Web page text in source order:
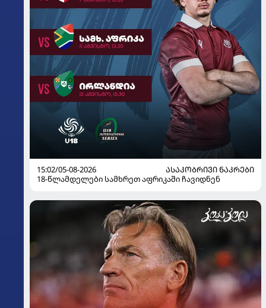
15:02/05-08-2026
ᲐᲡᲐᲙᲝᲑᲠᲘᲕᲘ ᲜᲐᲙᲠᲔᲑᲘ
18-წლამდელები სამხრეთ აფრიკაში ჩავიდნენ